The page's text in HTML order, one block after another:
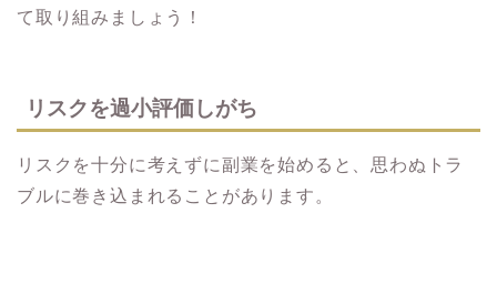
て取り組みましょう！
リスクを過小評価しがち
リスクを十分に考えずに副業を始めると、思わぬトラ
ブルに巻き込まれることがあります。